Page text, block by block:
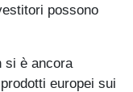
possono
si è ancora
europei sui